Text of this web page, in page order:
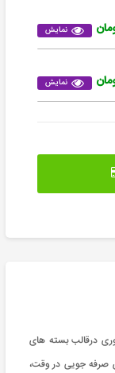
نمایش
نمایش
درقالب بسته های
صرفه جویی در وقت،